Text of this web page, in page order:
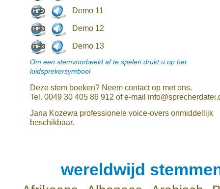
Demo 11
Demo 12
Demo 13
Om een stemvoorbeeld af te spelen drukt u op het
luidsprekersymbool
Deze stem boeken? Neem contact op met ons.
Tel. 0049 30 405 86 912 of e-mail
Jana Kozewa professionele voice-overs onmiddellijk
beschikbaar.
wereldwijd